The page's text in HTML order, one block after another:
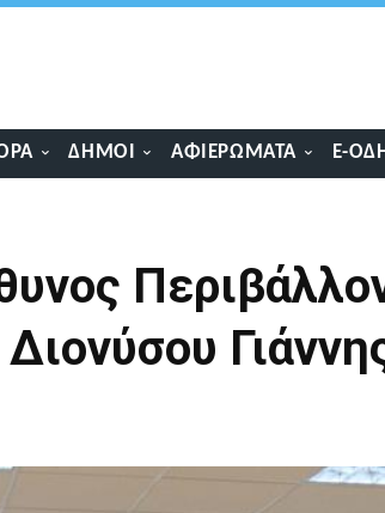
ΔΉΜΟΙ ΑΦΙΕΡΏΜΑΤΑ E-